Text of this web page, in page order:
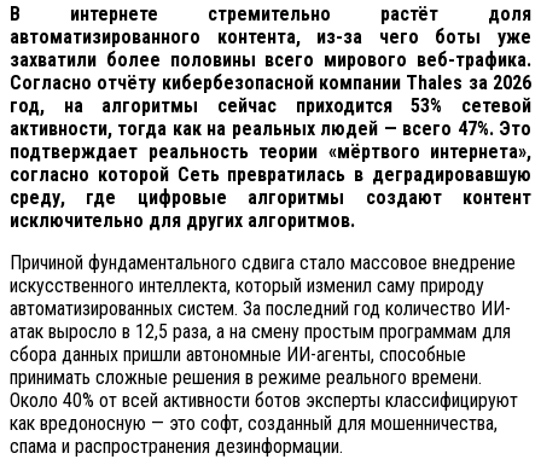
В интернете стремительно растёт доля
автоматизированного контента, из-за чего боты уже
захватили более половины всего мирового веб-трафика.
Согласно отчёту кибербезопасной компании Thales за 2026
год, на алгоритмы сейчас приходится 53% сетевой
активности, тогда как на реальных людей — всего 47%. Это
подтверждает реальность теории «мёртвого интернета»,
согласно которой Сеть превратилась в деградировавшую
среду, где цифровые алгоритмы создают контент
исключительно для других алгоритмов.
Причиной фундаментального сдвига стало массовое внедрение
искусственного интеллекта, который изменил саму природу
автоматизированных систем. За последний год количество ИИ-
атак выросло в 12,5 раза, а на смену простым программам для
сбора данных пришли автономные ИИ-агенты, способные
принимать сложные решения в режиме реального времени.
Около 40% от всей активности ботов эксперты классифицируют
как вредоносную — это софт, созданный для мошенничества,
спама и распространения дезинформации.